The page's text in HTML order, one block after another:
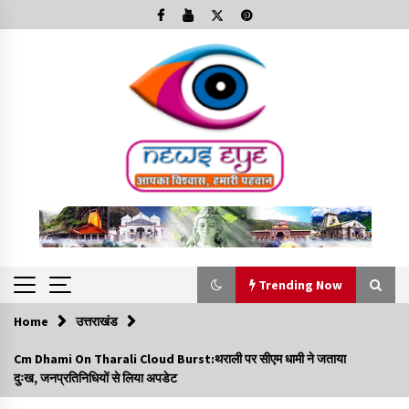
to
Trending Now
Trending Now
Minorities Rights Day : विश्व अल्पसंख्यक अधिकार दिवस
कार्यक्रम में शामिल हुए सीएम,आधुनिक मदरसों का नाम अब्दुल कलाम के नाम
Home उत्तराखंड
Cm Dhami On Tharali Cloud Burst:थराली पर सीएम धामी ने जताया
दुःख, जनप्रतिनिधियों से लिया अपडेट